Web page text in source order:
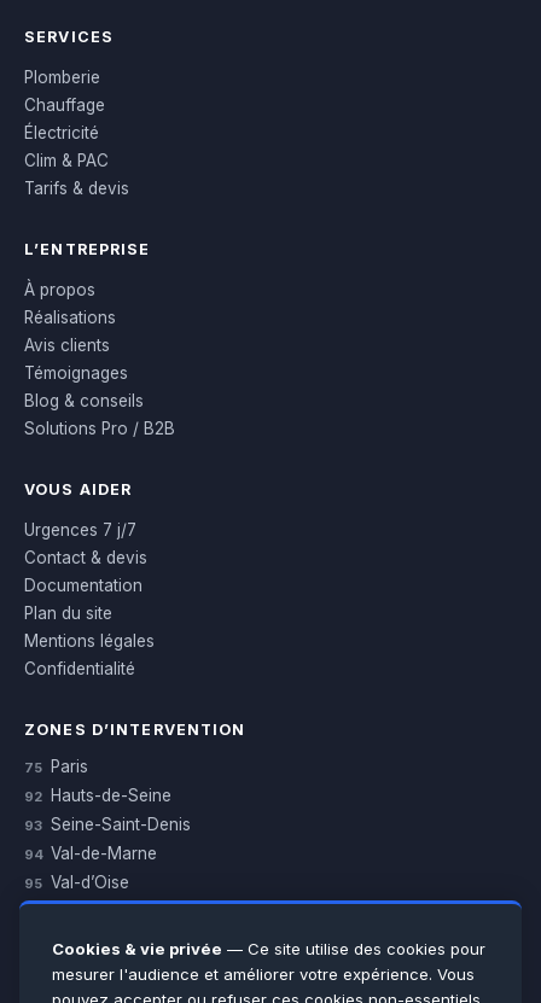
SERVICES
Plomberie
Chauffage
Électricité
Clim & PAC
Tarifs & devis
L’ENTREPRISE
À propos
Réalisations
Avis clients
Témoignages
Blog & conseils
Solutions Pro / B2B
VOUS AIDER
Urgences 7 j/7
Contact & devis
Documentation
Plan du site
Mentions légales
Confidentialité
ZONES D’INTERVENTION
75 Paris
92 Hauts-de-Seine
93 Seine-Saint-Denis
94 Val-de-Marne
95 Val-d’Oise
Essonne
Seine-et-Marne
Cookies & vie privée — Ce site utilise des cookies pour
mesurer l'audience et améliorer votre expérience. Vous